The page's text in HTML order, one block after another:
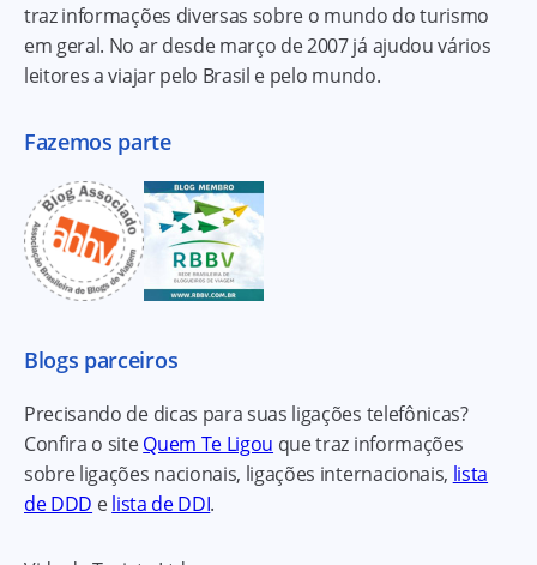
traz informações diversas sobre o mundo do turismo
em geral. No ar desde março de 2007 já ajudou vários
leitores a viajar pelo Brasil e pelo mundo.
Fazemos parte
Blogs parceiros
Precisando de dicas para suas ligações telefônicas?
Confira o siteQuem Te Ligou que traz informações
sobre ligações nacionais, ligações internacionais, lista
de DDD elista de DDI.